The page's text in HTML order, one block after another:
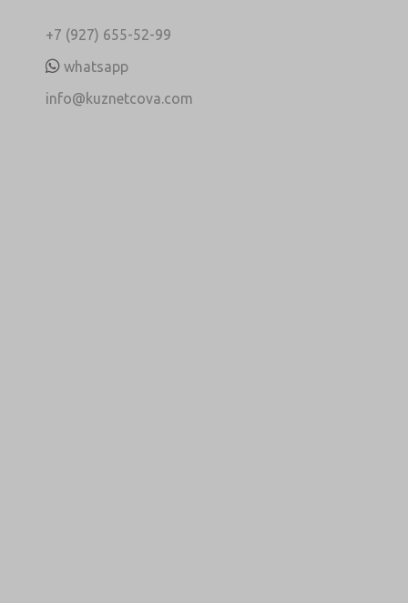
+7 (927) 655-52-99
whatsapp
info@kuznetcova.com